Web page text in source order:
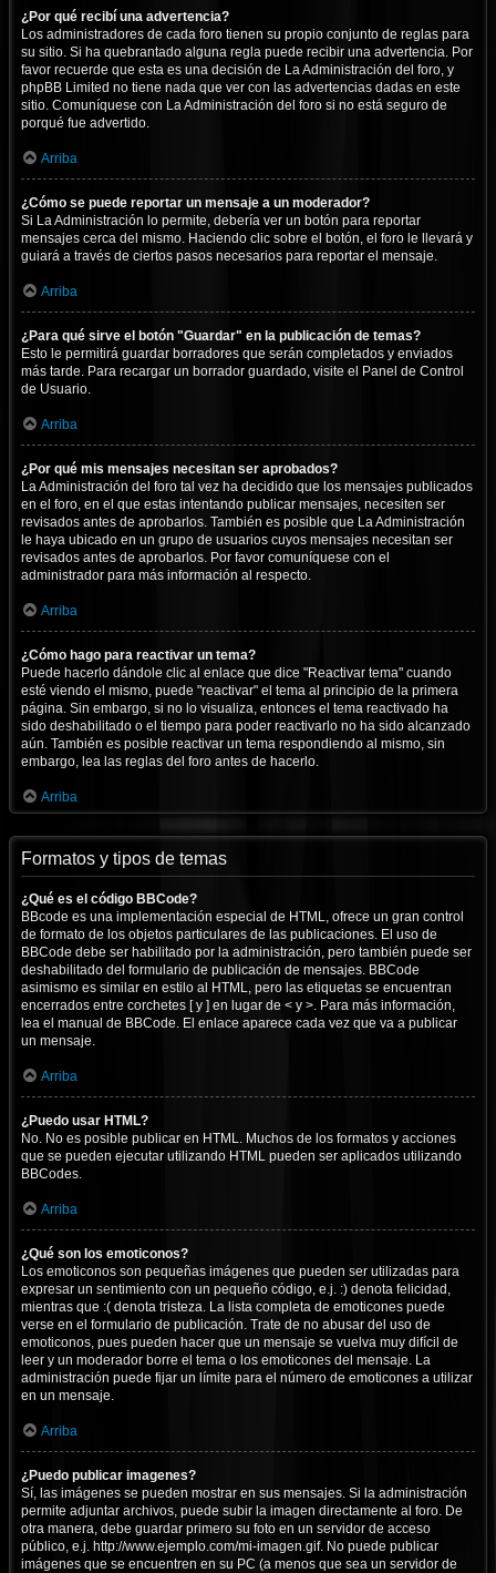
¿Por qué recibí una advertencia?
Los administradores de cada foro tienen su propio conjunto de reglas para
su sitio. Si ha quebrantado alguna regla puede recibir una advertencia. Por
favor recuerde que esta es una decisión de La Administración del foro, y
phpBB Limited no tiene nada que ver con las advertencias dadas en este
sitio. Comuníquese con La Administración del foro si no está seguro de
porqué fue advertido.
Arriba
¿Cómo se puede reportar un mensaje a un moderador?
Si La Administración lo permite, debería ver un botón para reportar
mensajes cerca del mismo. Haciendo clic sobre el botón, el foro le llevará y
guiará a través de ciertos pasos necesarios para reportar el mensaje.
Arriba
¿Para qué sirve el botón "Guardar" en la publicación de temas?
Esto le permitirá guardar borradores que serán completados y enviados
más tarde. Para recargar un borrador guardado, visite el Panel de Control
de Usuario.
Arriba
¿Por qué mis mensajes necesitan ser aprobados?
La Administración del foro tal vez ha decidido que los mensajes publicados
en el foro, en el que estas intentando publicar mensajes, necesiten ser
revisados antes de aprobarlos. También es posible que La Administración
le haya ubicado en un grupo de usuarios cuyos mensajes necesitan ser
revisados antes de aprobarlos. Por favor comuníquese con el
administrador para más información al respecto.
Arriba
¿Cómo hago para reactivar un tema?
Puede hacerlo dándole clic al enlace que dice "Reactivar tema" cuando
esté viendo el mismo, puede "reactivar" el tema al principio de la primera
página. Sin embargo, si no lo visualiza, entonces el tema reactivado ha
sido deshabilitado o el tiempo para poder reactivarlo no ha sido alcanzado
aún. También es posible reactivar un tema respondiendo al mismo, sin
embargo, lea las reglas del foro antes de hacerlo.
Arriba
Formatos y tipos de temas
¿Qué es el código BBCode?
BBcode es una implementación especial de HTML, ofrece un gran control
de formato de los objetos particulares de las publicaciones. El uso de
BBCode debe ser habilitado por la administración, pero también puede ser
deshabilitado del formulario de publicación de mensajes. BBCode
asimismo es similar en estilo al HTML, pero las etiquetas se encuentran
encerrados entre corchetes [ y ] en lugar de < y >. Para más información,
lea el manual de BBCode. El enlace aparece cada vez que va a publicar
un mensaje.
Arriba
¿Puedo usar HTML?
No. No es posible publicar en HTML. Muchos de los formatos y acciones
que se pueden ejecutar utilizando HTML pueden ser aplicados utilizando
BBCodes.
Arriba
¿Qué son los emoticonos?
Los emoticonos son pequeñas imágenes que pueden ser utilizadas para
expresar un sentimiento con un pequeño código, e.j. :) denota felicidad,
mientras que :( denota tristeza. La lista completa de emoticones puede
verse en el formulario de publicación. Trate de no abusar del uso de
emoticonos, pues pueden hacer que un mensaje se vuelva muy difícil de
leer y un moderador borre el tema o los emoticones del mensaje. La
administración puede fijar un límite para el número de emoticones a utilizar
en un mensaje.
Arriba
¿Puedo publicar imagenes?
Sí, las imágenes se pueden mostrar en sus mensajes. Si la administración
permite adjuntar archivos, puede subir la imagen directamente al foro. De
otra manera, debe guardar primero su foto en un servidor de acceso
público, e.j. http://www.ejemplo.com/mi-imagen.gif. No puede publicar
imágenes que se encuentren en su PC (a menos que sea un servidor de